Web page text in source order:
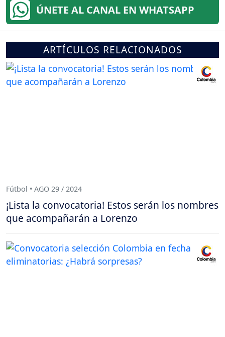
ÚNETE AL CANAL EN WHATSAPP
ARTÍCULOS RELACIONADOS
Fútbol • AGO 29 / 2024
¡Lista la convocatoria! Estos serán los nombres
que acompañarán a Lorenzo